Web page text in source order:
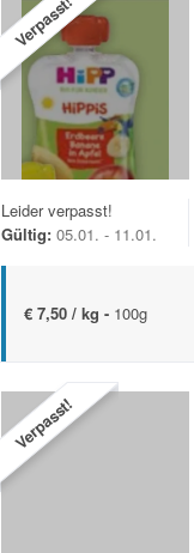
Verpasst!
Leider verpasst!
Gültig: 05.01. - 11.01.
€ 7,50 / kg - 100g
Verpasst!